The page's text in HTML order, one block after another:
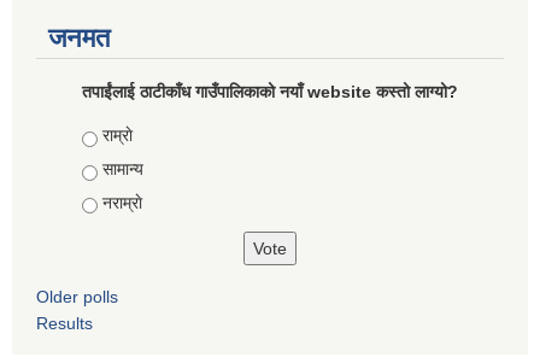
जनमत
तपाईंलाई ठाटीकाँध गाउँपालिकाको नयाँ website कस्तो लाग्यो?
Choices
राम्राे
सामान्य
नराम्राे
Older polls
Results